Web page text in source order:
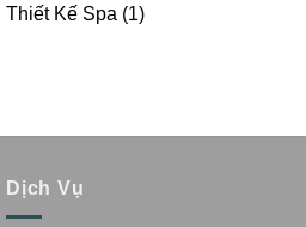
Thiết Kế Spa (1)
Dịch Vụ